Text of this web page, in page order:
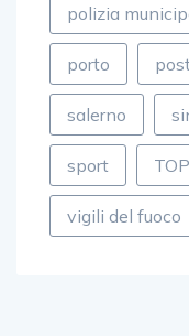
polizia
porto
salerno
sport TOP
vigili del fuoco